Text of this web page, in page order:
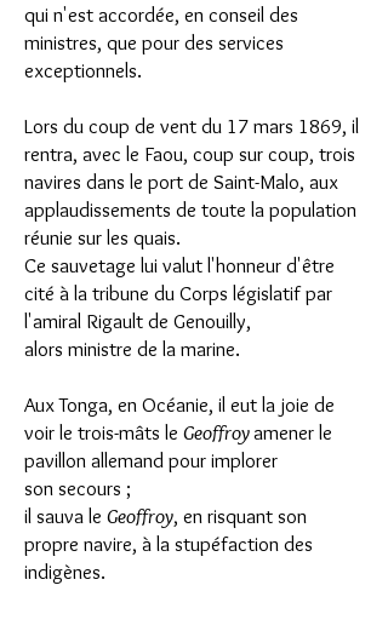
qui n'est accordée, en conseil des
ministres, que pour des services
exceptionnels.
Lors du coup de vent du 17 mars 1869, il
rentra, avec le Faou, coup sur coup, trois
navires dans le port de Saint-Malo, aux
applaudissements de toute la population
réunie sur les quais.
Ce sauvetage lui valut l'honneur d'être
cité à la tribune du Corps législatif par
l'amiral Rigault de Genouilly,
alors ministre de la marine.
Aux Tonga, en Océanie, il eut la joie de
voir le trois-mâts le Geoffroyamener le
pavillon allemand pour implorer
son secours ;
il sauva le Geoffroy, en risquant son
propre navire, à la stupéfaction des
indigènes.